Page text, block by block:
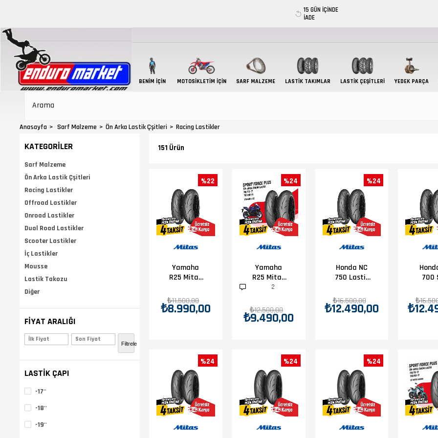
15 GÜN İÇİNDE
İADE
BENIM İÇIN MOTOSIKLETIM İÇIN SARF MALZEME LASTIK TAKIMLAR LASTİK ÇEŞİTLERİ YEDEK PARÇA
Anasayfa Sarf Malzeme Ön Arka Lastik Çşitleri Racing Lastikler
KATEGORILER
Sarf Malzeme
Ön Arka Lastik Çşitleri
Racing Lastikler
Offroad Lastikler
Onroad Lastikler
Dual Road Lastikler
Scooter Lastikler
İç Lastikler
Mousse
Lastik Takozu
Diğer
FIYAT ARALIĞI
Filtrele
LASTİK ÇAPI
-17''
-18''
-19''
151 Ürün
Yamaha
R25 Mitas
+ Takım
110/70-17 -
140/70-17
₺8.990,00
₺11.500,00
%22
Yamaha
R25 Mitas
Sport Force
110/70-17 -
150/60-17
2
₺9.490,00
₺12.500,00
%24
Honda NC
750 Lastik
₺12.490,00
₺16.500,00
%24
700
%24 %24 %24